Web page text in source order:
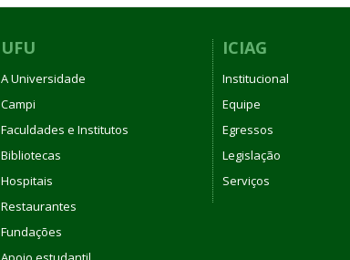
UFU
A Universidade
Campi
Faculdades e Institutos
Bibliotecas
Hospitais
Restaurantes
Fundações
ICIAG
Institucional
Equipe
Egressos
Legislação
Serviços